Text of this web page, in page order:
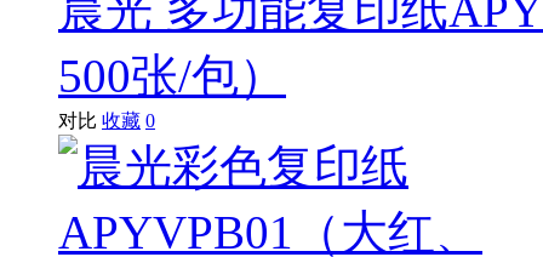
晨光 多功能复印纸
500张/包）
对比 收藏 0